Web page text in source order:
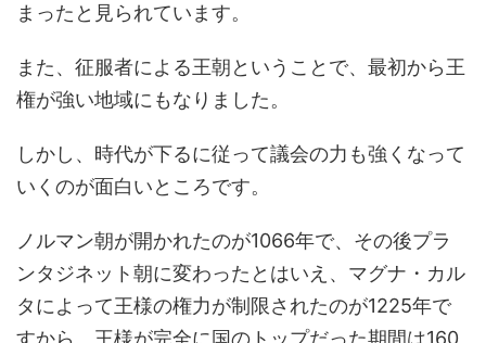
まったと見られています。
また、征服者による王朝ということで、最初から王
権が強い地域にもなりました。
しかし、時代が下るに従って議会の力も強くなって
いくのが面白いところです。
ノルマン朝が開かれたのが1066年で、その後プラ
ンタジネット朝に変わったとはいえ、マグナ・カル
タによって王様の権力が制限されたのが1225年で